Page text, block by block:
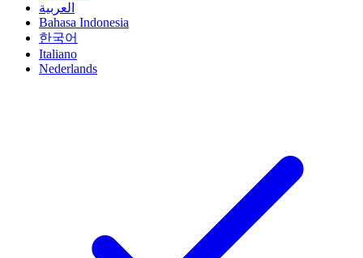
العربية
Bahasa Indonesia
한국어
Italiano
Nederlands